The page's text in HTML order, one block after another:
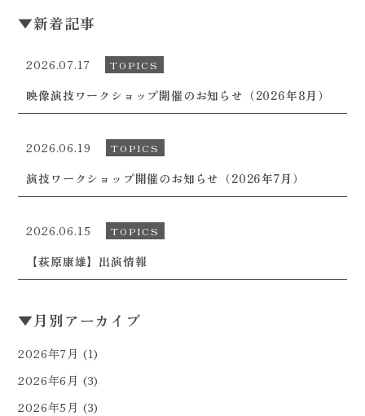
▼新着記事
2026.07.17 TOPICS
映像演技ワークショップ開催のお知らせ（2026年8月）
2026.06.19 TOPICS
演技ワークショップ開催のお知らせ（2026年7月）
2026.06.15 TOPICS
【萩原康雄】出演情報
▼月別アーカイブ
2026年7月 (1)
2026年6月 (3)
2026年5月 (3)